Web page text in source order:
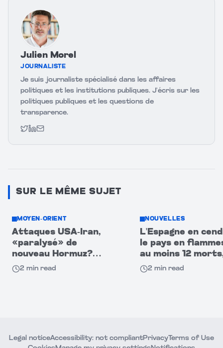
Julien Morel
JOURNALISTE
Je suis journaliste spécialisé dans les affaires
politiques et les institutions publiques. J’écris sur les
politiques publiques et les questions de
transparence.
SUR LE MÊME SUJET
MOYEN-ORIENT
Attaques USA-Iran,
«paralysé» de
nouveau Hormuz?
CNBC : navires
passent dans
2 min read
NOUVELLES
L'Espagne en
le pays en
au moins 12
disparus au sud
2 min read
Legal noticeAccessibility: not compliantPrivacyTerms of Use